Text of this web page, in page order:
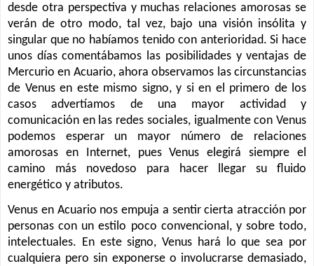
desde otra perspectiva y muchas relaciones amorosas se
verán de otro modo, tal vez, bajo una visión insólita y
singular que no habíamos tenido con anterioridad. Si hace
unos días comentábamos las posibilidades y ventajas de
Mercurio en Acuario, ahora observamos las circunstancias
de Venus en este mismo signo, y si en el primero de los
casos advertíamos de una mayor actividad y
comunicación en las redes sociales, igualmente con Venus
podemos esperar un mayor número de relaciones
amorosas en Internet, pues Venus elegirá siempre el
camino más novedoso para hacer llegar su fluido
energético y atributos.
Venus en Acuario nos empuja a sentir cierta atracción por
personas con un estilo poco convencional, y sobre todo,
intelectuales. En este signo, Venus hará lo que sea por
cualquiera pero sin exponerse o involucrarse demasiado,